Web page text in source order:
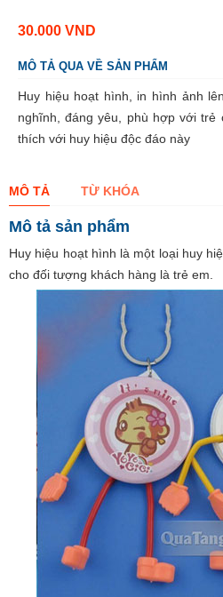
30.000 VND
MÔ TẢ QUA VỀ SẢN PHẨM
Huy hiệu hoạt hình, in hình ảnh
nghĩnh, đáng yêu, phù hợp với trẻ
thích với huy hiệu độc đáo này
MÔ TẢ TỪ KHÓA
Mô tả sản phẩm
Huy hiệu hoạt hình là một loại huy
cho đối tượng khách hàng là trẻ em.